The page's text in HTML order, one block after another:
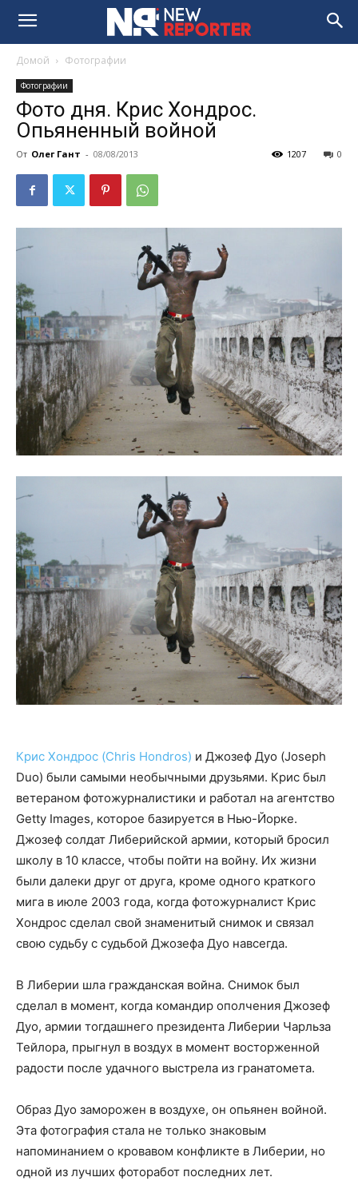
Домой Фотографии
Фотографии
Фото дня. Крис Хондрос.
Опьяненный войной
От Олег Гант - 08/08/2013 0
1207
Крис Хондрос (Chris Hondros) и Джозеф Дуо (Joseph
Duo) были самыми необычными друзьями. Крис был
ветераном фотожурналистики и работал на агентство
Getty Images, которое базируется в Нью-Йорке.
Джозеф солдат Либерийской армии, который бросил
школу в 10 классе, чтобы пойти на войну. Их жизни
были далеки друг от друга, кроме одного краткого
мига в июле 2003 года, когда фотожурналист Крис
Хондрос сделал свой знаменитый снимок и связал
свою судьбу с судьбой Джозефа Дуо навсегда.
В Либерии шла гражданская война. Снимок был
сделал в момент, когда командир ополчения Джозеф
Дуо, армии тогдашнего президента Либерии Чарльза
Тейлора, прыгнул в воздух в момент восторженной
радости после удачного выстрела из гранатомета.
Образ Дуо заморожен в воздухе, он опьянен войной.
Эта фотография стала не только знаковым
напоминанием о кровавом конфликте в Либерии, но
одной из лучших фоторабот последних лет.